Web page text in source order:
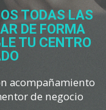
TODAS LAS
DE FORMA
TU CENTRO
acompañamiento
de negocio